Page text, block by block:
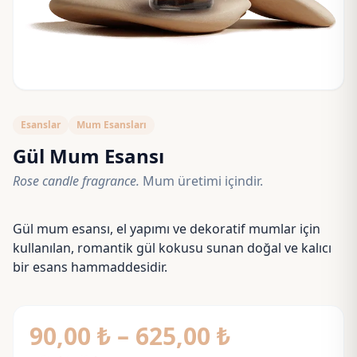
Esanslar Mum Esansları
Gül Mum Esansı
Rose candle fragrance. Mum üretimi içindir.
Gül mum esansı, el yapımı ve dekoratif mumlar için
kullanılan, romantik gül kokusu sunan doğal ve kalıcı
bir esans hammaddesidir.
90,00 ₺ – 625,00 ₺Fiyat